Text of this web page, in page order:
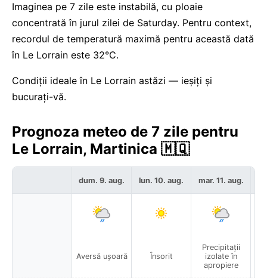
Imaginea pe 7 zile este instabilă, cu ploaie
concentrată în jurul zilei de Saturday. Pentru context,
recordul de temperatură maximă pentru această dată
în Le Lorrain este 32°C.
Condiții ideale în Le Lorrain astăzi — ieșiți și
bucurați-vă.
Prognoza meteo de 7 zile pentru
Le Lorrain, Martinica 🇲🇶
dum. 9. aug.
Aversă ușoară
lun. 10. aug.
Însorit
mar. 11. aug.
Precipitații
izolate în
apropiere